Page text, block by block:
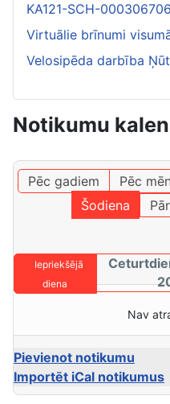
KA121-SCH-000306706
Virtuālie brīnumi
Velosipēda darbība
Notikumu
Pēc gadiem Pēc
Šodiena
Iepriekšējā
diena
Nav
Pievienot notikumu
Importēt iCal notikumus